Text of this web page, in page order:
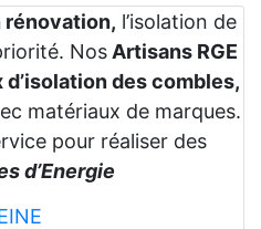
rénovation, l’isolation de
Nos Artisans RGE
d’isolation des combles,
matériaux de marques.
pour réaliser des
d’Energie